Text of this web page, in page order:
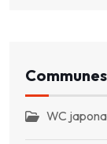
WC